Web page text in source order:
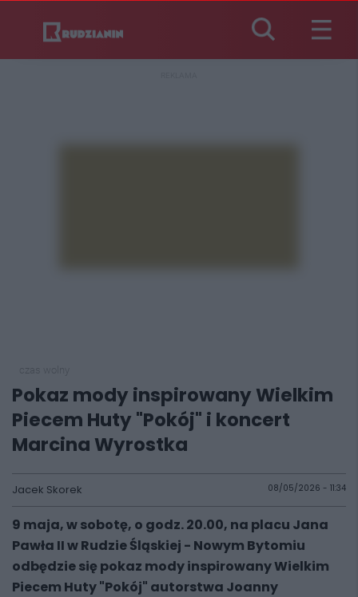
Pokaz mody inspirowany Wielkim
Piecem Huty "Pokój" i koncert
Marcina Wyrostka
Jacek Skorek 08/05/2026 - 11:34
9 maja, w sobotę, o godz. 20.00, na placu Jana
Pawła II w Rudzie Śląskiej - Nowym Bytomiu
odbędzie się pokaz mody inspirowany Wielkim
Piecem Huty "Pokój" autorstwa Joanny